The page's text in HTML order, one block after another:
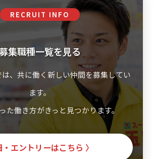
RECRUIT INFO
集職種一覧を見る
、共に働く新しい仲間を募集してい
ます。
た働き方がきっと見つかります。
エントリーはこちら 〉